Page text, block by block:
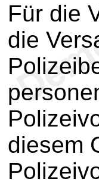
Für die
die
diesem